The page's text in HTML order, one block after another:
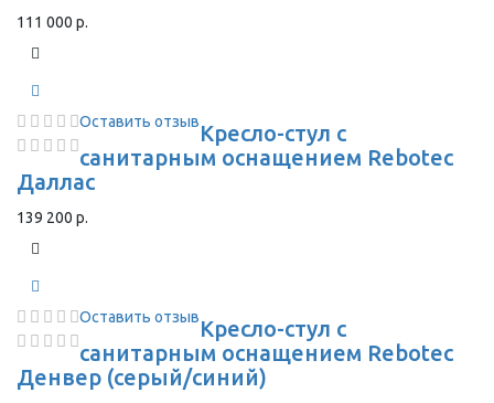
111 000 р.
Оставить отзывКресло-стул с
санитарным оснащением Rebotec
Даллас
139 200 р.
Оставить отзывКресло-стул с
санитарным оснащением Rebotec
Денвер (серый/синий)